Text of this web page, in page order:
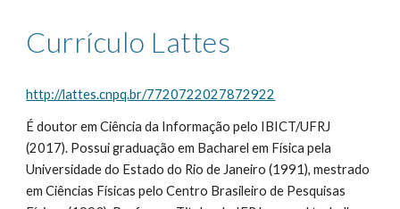
Currículo Lattes
http://lattes.cnpq.br/7720722027872922
É doutor em Ciência da Informação pelo IBICT/UFRJ
(2017). Possui graduação em Bacharel em Física pela
Universidade do Estado do Rio de Janeiro (1991), mestrado
em Ciências Físicas pelo Centro Brasileiro de Pesquisas